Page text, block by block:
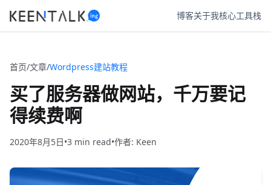
博客关于我核心工具栈
首页/文章/Wordpress建站教程
买了服务器做网站，千万要记
得续费啊
2020年8月5日•3 •作者: Keen